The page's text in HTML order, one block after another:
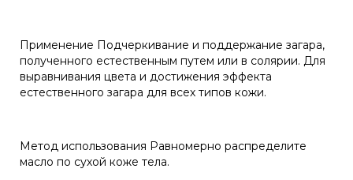
Применение Подчеркивание и поддержание загара,
полученного естественным путем или в солярии. Для
выравнивания цвета и достижения эффекта
естественного загара для всех типов кожи.
Метод использования Равномерно распределите
масло по сухой коже тела.